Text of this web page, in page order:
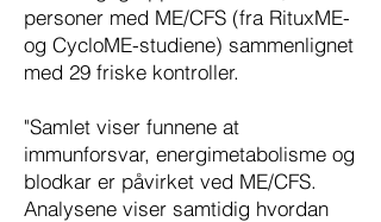
personer med ME/CFS (fra RituxME-
og CycloME-studiene) sammenlignet
med 29 friske kontroller.
"Samlet viser funnene at
immunforsvar, energimetabolisme og
blodkar er påvirket ved ME/CFS.
Analysene viser samtidig hvordan